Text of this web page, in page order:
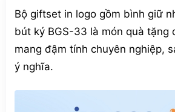
Bộ giftset in logo gồm bình giữ
bút ký BGS-33 là món quà tặng
mang đậm tính chuyên nghiệp,
ý nghĩa.